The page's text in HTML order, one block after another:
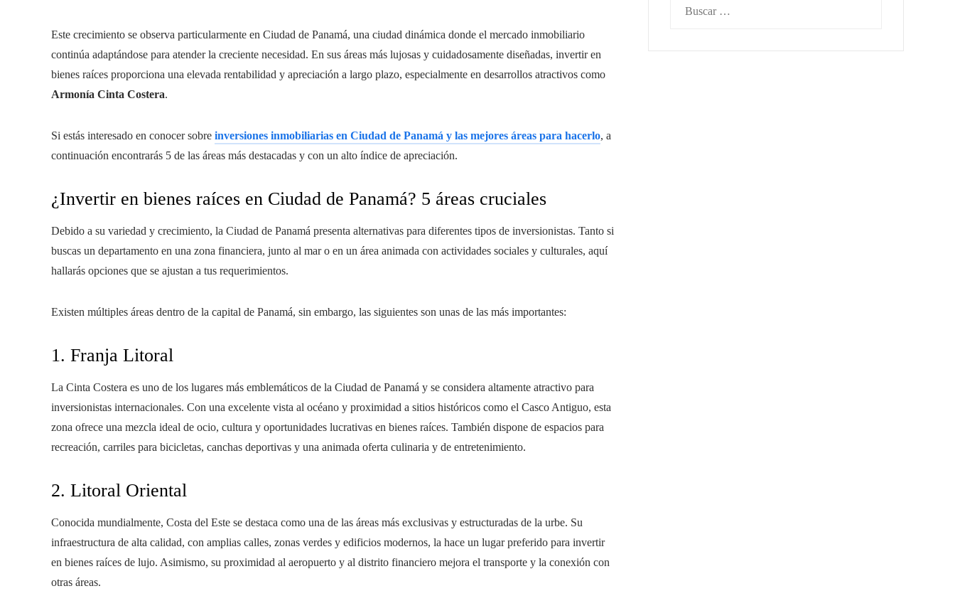
Este crecimiento se observa particularmente en Ciudad de Panamá, una ciudad dinámica donde el mercado inmobiliario
continúa adaptándose para atender la creciente necesidad. En sus áreas más lujosas y cuidadosamente diseñadas, invertir en
bienes raíces proporciona una elevada rentabilidad y apreciación a largo plazo, especialmente en desarrollos atractivos como
Armonía Cinta Costera.
Si estás interesado en conocer sobre inversiones inmobiliarias en Ciudad de Panamá y las mejores áreas para hacerlo, a
continuación encontrarás 5 de las áreas más destacadas y con un alto índice de apreciación.
¿Invertir en bienes raíces en Ciudad de Panamá? 5 áreas cruciales
Debido a su variedad y crecimiento, la Ciudad de Panamá presenta alternativas para diferentes tipos de inversionistas. Tanto si
buscas un departamento en una zona financiera, junto al mar o en un área animada con actividades sociales y culturales, aquí
hallarás opciones que se ajustan a tus requerimientos.
Existen múltiples áreas dentro de la capital de Panamá, sin embargo, las siguientes son unas de las más importantes:
1. Franja Litoral
La Cinta Costera es uno de los lugares más emblemáticos de la Ciudad de Panamá y se considera altamente atractivo para
inversionistas internacionales. Con una excelente vista al océano y proximidad a sitios históricos como el Casco Antiguo, esta
zona ofrece una mezcla ideal de ocio, cultura y oportunidades lucrativas en bienes raíces. También dispone de espacios para
recreación, carriles para bicicletas, canchas deportivas y una animada oferta culinaria y de entretenimiento.
2. Litoral Oriental
Conocida mundialmente, Costa del Este se destaca como una de las áreas más exclusivas y estructuradas de la urbe. Su
infraestructura de alta calidad, con amplias calles, zonas verdes y edificios modernos, la hace un lugar preferido para invertir
en bienes raíces de lujo. Asimismo, su proximidad al aeropuerto y al distrito financiero mejora el transporte y la conexión con
otras áreas.